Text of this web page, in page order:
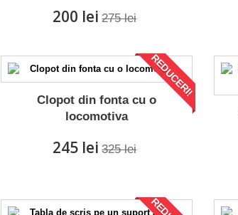
200 lei 275 lei
REDUCERI!
Clopot din fonta cu o
locomotiva
245 lei 325 lei